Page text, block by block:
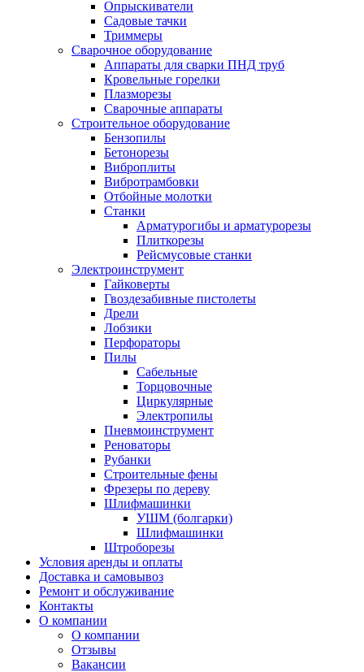
Опрыскиватели
Садовые тачки
Триммеры
Сварочное оборудование
Аппараты для сварки ПНД труб
Кровельные горелки
Плазморезы
Сварочные аппараты
Строительное оборудование
Бензопилы
Бетонорезы
Виброплиты
Вибротрамбовки
Отбойные молотки
Станки
Арматурогибы и арматурорезы
Плиткорезы
Рейсмусовые станки
Электроинструмент
Гайковерты
Гвоздезабивные пистолеты
Дрели
Лобзики
Перфораторы
Пилы
Сабельные
Торцовочные
Циркулярные
Электропилы
Пневмоинструмент
Реноваторы
Рубанки
Строительные фены
Фрезеры по дереву
Шлифмашинки
УШМ (болгарки)
Шлифмашинки
Штроборезы
Условия аренды и оплаты
Доставка и самовывоз
Ремонт и обслуживание
Контакты
О компании
О компании
Отзывы
Вакансии